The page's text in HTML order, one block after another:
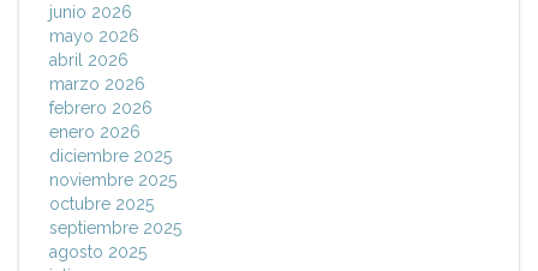
junio 2026
mayo 2026
abril 2026
marzo 2026
febrero 2026
enero 2026
diciembre 2025
noviembre 2025
octubre 2025
septiembre 2025
agosto 2025